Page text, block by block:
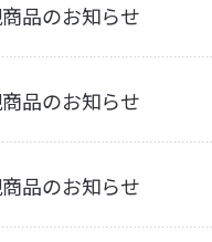
品のお知らせ
品のお知らせ
品のお知らせ